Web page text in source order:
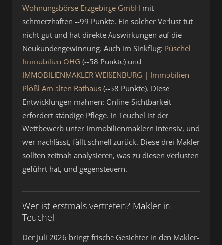
Wohnungsbörse Erzgebirge GmbH mit
schmerzhaften --99 Punkte. Ein solcher Verlust tut
nicht gut und hat direkte Auswirkungen auf die
Neukundengewinnung. Auch im Sinkflug: Püschel
Immobilien OHG (--58 Punkte) und
IMMOBILIENMAKLER WEIßENBURG | Immobilien
Plößl Am alten Rathaus (--58 Punkte). Diese
Entwicklungen mahnen: Online-Sichtbarkeit
erfordert ständige Pflege. In Teuchel ist der
Wettbewerb unter Immobilienmaklern intensiv, und
wer nachlässt, fällt schnell zurück. Diese drei Makler
sollten zeitnah analysieren, was zu diesen Verlusten
geführt hat, und gegensteuern.
Wer ist erstmals vertreten? Makler in
Teuchel
Der Juli 2026 bringt frische Gesichter in den Makler-